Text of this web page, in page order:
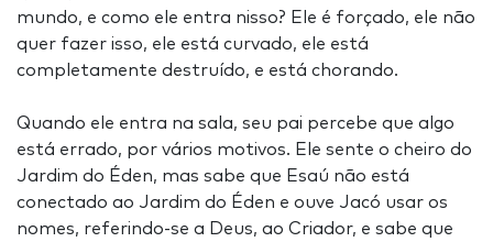
mundo, e como ele entra nisso? Ele é forçado, ele não
quer fazer isso, ele está curvado, ele está
completamente destruído, e está chorando.
Quando ele entra na sala, seu pai percebe que algo
está errado, por vários motivos. Ele sente o cheiro do
Jardim do Éden, mas sabe que Esaú não está
conectado ao Jardim do Éden e ouve Jacó usar os
nomes, referindo-se a Deus, ao Criador, e sabe que